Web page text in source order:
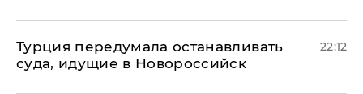
Турция передумала останавливать
суда, идущие в Новороссийск
22:12